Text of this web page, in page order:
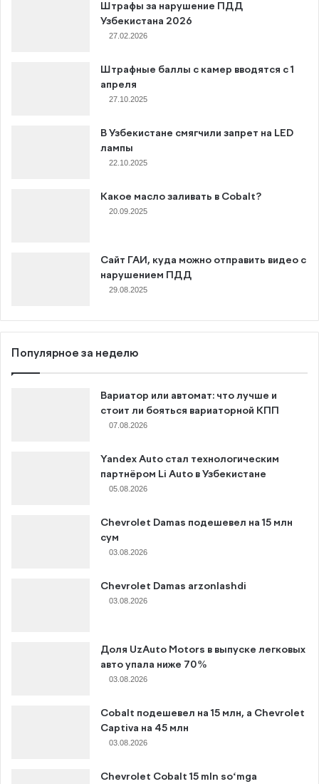
Штрафы за нарушение ПДД
Узбекистана 2026
27.02.2026
Штрафные баллы с камер вводятся с 1
апреля
27.10.2025
В Узбекистане смягчили запрет на LED
лампы
22.10.2025
Какое масло заливать в Cobalt?
20.09.2025
Сайт ГАИ, куда можно отправить видео с
нарушением ПДД
29.08.2025
Популярное за неделю
Вариатор или автомат: что лучше и
стоит ли бояться вариаторной КПП
07.08.2026
Yandex Auto стал технологическим
партнёром Li Auto в Узбекистане
05.08.2026
Chevrolet Damas подешевел на 15 млн
сум
03.08.2026
Chevrolet Damas arzonlashdi
03.08.2026
Доля UzAuto Motors в выпуске легковых
авто упала ниже 70%
03.08.2026
Cobalt подешевел на 15 млн, а Chevrolet
Captiva на 45 млн
03.08.2026
Chevrolet Cobalt 15 mln so‘mga